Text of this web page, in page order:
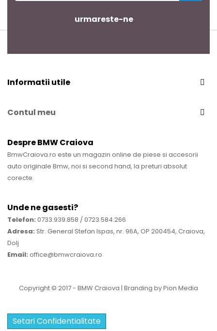
urmareste-ne
Informatii utile
Contul meu
Despre BMW Craiova
BmwCraiova.ro este un magazin online de piese si accesorii
auto originale Bmw, noi si second hand, la preturi absolut
corecte.
Unde ne gasesti?
Telefon: 0733.939.858 / 0723.584.266
Adresa: Str. General Stefan Ispas, nr. 96A, OP 200454, Craiova,
Dolj
Email: office@bmwcraiova.ro
Copyright © 2017 - BMW Craiova | Branding byPion Media
Setari Confidentialitate